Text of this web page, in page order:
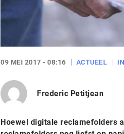
09 MEI 2017 - 08:16 ACTUEEL
Frederic Petitjean
Hoewel digitale reclamefolders